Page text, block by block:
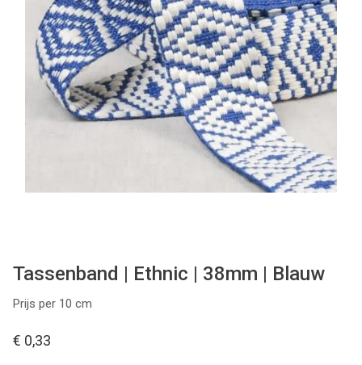
Tips & tricks
Cadeaubon
Tassenband | Ethnic | 38mm | Blauw
Prijs per 10 cm
€ 0,33